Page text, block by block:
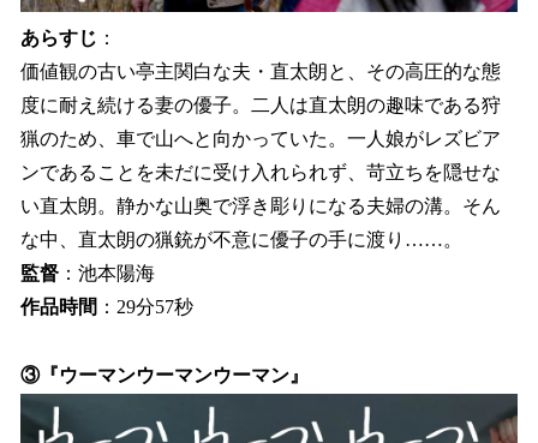
あらすじ ：
価値観の古い亭主関白な夫・直太朗と、その高圧的な態
度に耐え続ける妻の優子。二人は直太朗の趣味である狩
猟のため、車で山へと向かっていた。一人娘がレズビア
ンであることを未だに受け入れられず、苛立ちを隠せな
い直太朗。静かな山奥で浮き彫りになる夫婦の溝。そん
な中、直太朗の猟銃が不意に優子の手に渡り……。
監督 ：池本陽海
作品時間 ：29分57秒
③『ウーマンウーマンウーマン』